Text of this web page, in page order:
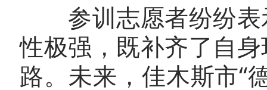
参训志愿者纷纷表
性极强，既补齐了自
路。未来，佳木斯市“